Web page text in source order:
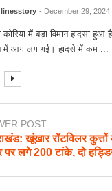
- December 29, 2024
कोरिया में बड़ा विमान हादसा
में आग लग गई। हादसे में कम ...
POST
खूंखार रॉटविलर कुत्तों
पर लगे 200 टांके, दो